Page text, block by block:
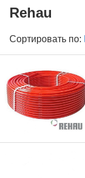
Rehau
Сортировать по: